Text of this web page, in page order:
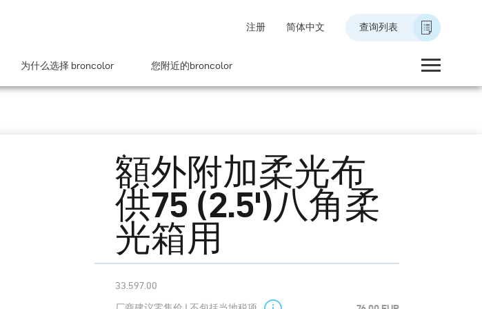
注册 简体中文 查询列表
为什么选择 broncolor 您附近的broncolor
額外附加柔光布
供75 (2.5')八角柔
光箱用
33.597.00